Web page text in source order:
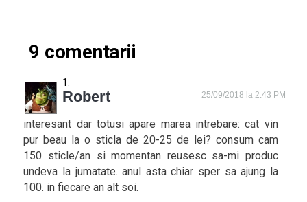
9 comentarii
Robert 25/09/2018 la 2:43 PM
interesant dar totusi apare marea intrebare: cat vin
pur beau la o sticla de 20-25 de lei? consum cam
150 sticle/an si momentan reusesc sa-mi produc
undeva la jumatate. anul asta chiar sper sa ajung la
100. in fiecare an alt soi.